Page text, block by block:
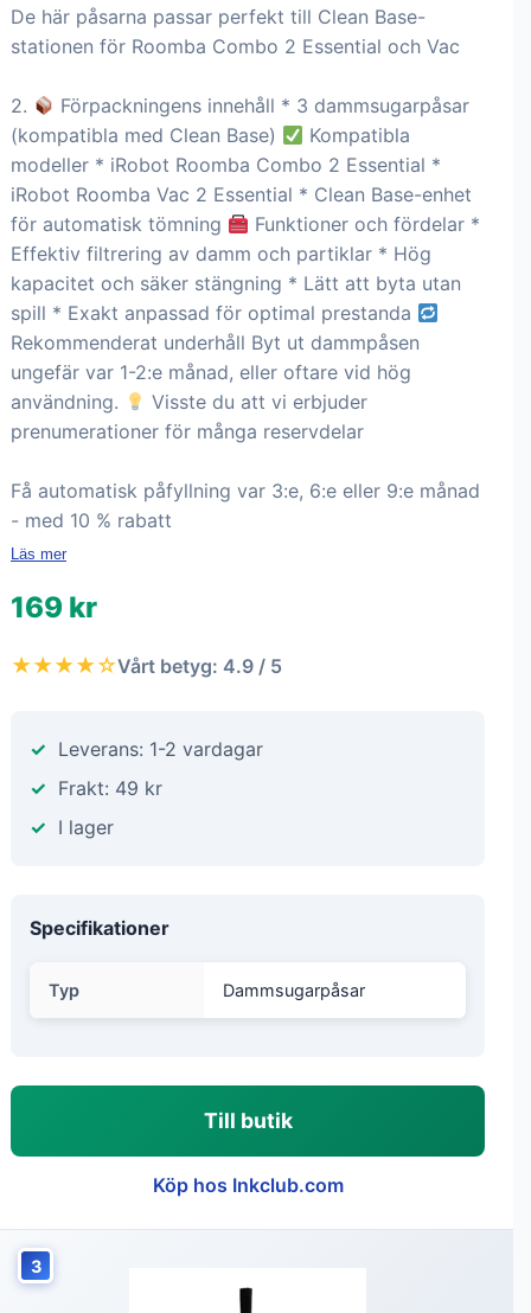
De här påsarna passar perfekt till Clean Base-
stationen för Roomba Combo 2 Essential och Vac
2.
Förpackningens innehåll * 3 dammsugarpåsar
(kompatibla med Clean Base)
Kompatibla
modeller * iRobot Roomba Combo 2 Essential *
iRobot Roomba Vac 2 Essential * Clean Base-enhet
för automatisk tömning
Funktioner och fördelar *
Effektiv filtrering av damm och partiklar * Hög
kapacitet och säker stängning * Lätt att byta utan
spill * Exakt anpassad för optimal prestanda
Rekommenderat underhåll Byt ut dammpåsen
ungefär var 1-2:e månad, eller oftare vid hög
användning.
Visste du att vi erbjuder
prenumerationer för många reservdelar
Få automatisk påfyllning var 3:e, 6:e eller 9:e månad
- med 10 % rabatt
Läs mer
169 kr
★★★★☆Vårt betyg: 4.9 / 5
Leverans: 1-2 vardagar
Frakt: 49 kr
I lager
Specifikationer
Typ Dammsugarpåsar
Till butik
Köp hos Inkclub.com
3